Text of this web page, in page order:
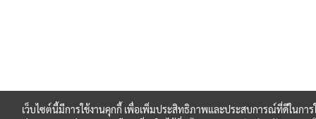
เว็บไซต์นี้มีการใช้งานคุกกี้ เพื่อเพิ่มประสิทธิภาพและประสบการณ์ที่ดีในการ